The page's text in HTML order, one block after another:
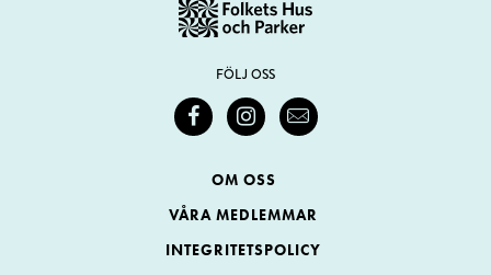
FÖLJ OSS
OM OSS
VÅRA MEDLEMMAR
INTEGRITETSPOLICY